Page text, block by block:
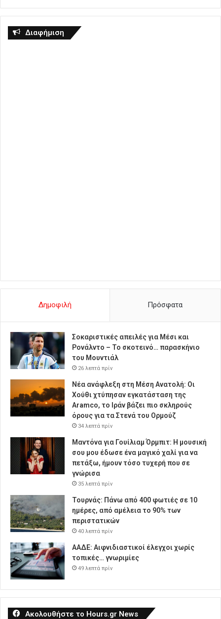
Διαφήμιση
Δημοφιλή Πρόσφατα
Σοκαριστικές απειλές για Μέσι και
Ρονάλντο – Το σκοτεινό… παρασκήνιο
του Μουντιάλ
26 λεπτά πρίν
Νέα ανάφλεξη στη Μέση Ανατολή: Οι
Χούθι χτύπησαν εγκατάσταση της
Aramco, το Ιράν βάζει πιο σκληρούς
όρους για τα Στενά του Ορμούζ
34 λεπτά πρίν
Μαντόνα για Γουίλιαμ Όρμπιτ: Η μουσική
σου μου έδωσε ένα μαγικό χαλί για να
πετάξω, ήμουν τόσο τυχερή που σε
γνώρισα
35 λεπτά πρίν
Τουρνάς: Πάνω από 400 φωτιές σε 10
ημέρες, από αμέλεια το 90% των
περιστατικών
40 λεπτά πρίν
ΑΑΔΕ: Αιφνιδιαστικοί έλεγχοι χωρίς
τοπικές… γνωριμίες
49 λεπτά πρίν
Ακολουθήστε το Hours.gr News